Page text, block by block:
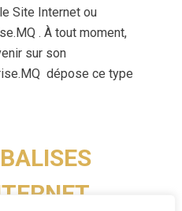
Site Internet ou
. À tout moment,
sur son
dépose ce type